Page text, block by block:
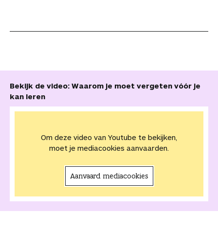
Bekijk de video: Waarom je moet vergeten vóór je
kan leren
Om deze video van Youtube te bekijken,
moet je mediacookies aanvaarden.
Aanvaard mediacookies